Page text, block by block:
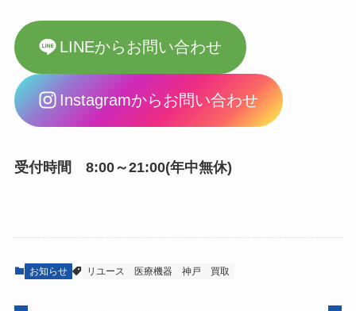
LINEからお問い合わせ
Instagramからお問い合わせ
受付時間 8:00～21:00(年中無休)
お知らせ リユース 医療機器 神戸 買取